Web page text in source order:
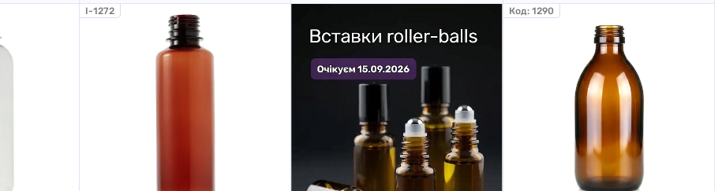
I-1272 Код: 1290